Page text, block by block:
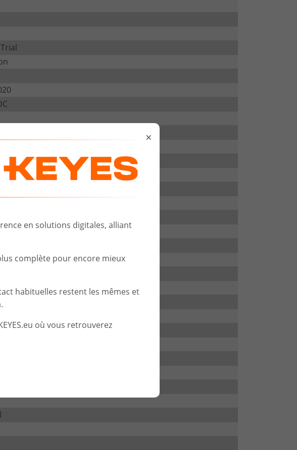
×
en solutions digitales, alliant
complète pour encore mieux
habituelles restent les mêmes et
où vous retrouverez
Edition